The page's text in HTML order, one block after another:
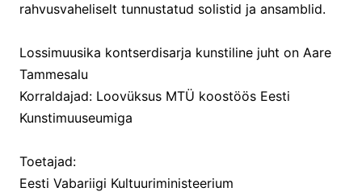
rahvusvaheliselt tunnustatud solistid ja ansamblid.
Lossimuusika kontserdisarja kunstiline juht on Aare
Tammesalu
Korraldajad: Loovüksus MTÜ koostöös Eesti
Kunstimuuseumiga
Toetajad:
Eesti Vabariigi Kultuuriministeerium